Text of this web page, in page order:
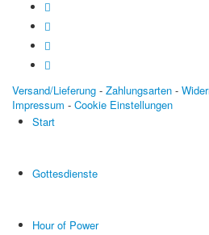
Versand/Lieferung - Zahlungsarten -
Impressum - Cookie Einstellungen
Start
Gottesdienste
Hour of Power